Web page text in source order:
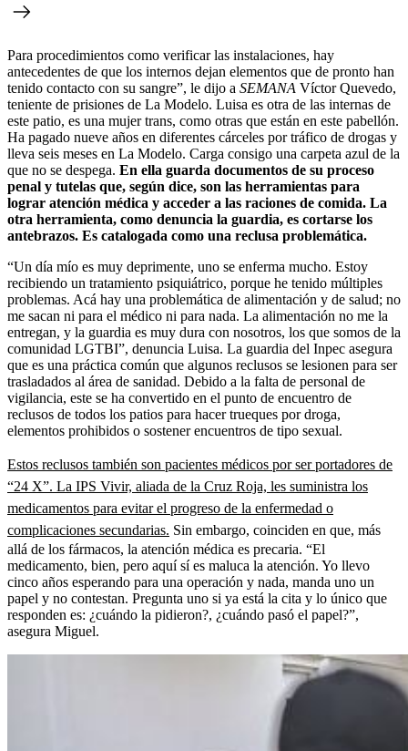
Para procedimientos como verificar las instalaciones, hay
antecedentes de que los internos dejan elementos que de pronto han
tenido contacto con su sangre”, le dijo a SEMANA Víctor Quevedo,
teniente de prisiones de La Modelo. Luisa es otra de las internas de
este patio, es una mujer trans, como otras que están en este pabellón.
Ha pagado nueve años en diferentes cárceles por tráfico de drogas y
lleva seis meses en La Modelo. Carga consigo una carpeta azul de la
que no se despega. En ella guarda documentos de su proceso
penal y tutelas que, según dice, son las herramientas para
lograr atención médica y acceder a las raciones de comida. La
otra herramienta, como denuncia la guardia, es cortarse los
antebrazos. Es catalogada como una reclusa problemática.
“Un día mío es muy deprimente, uno se enferma mucho. Estoy
recibiendo un tratamiento psiquiátrico, porque he tenido múltiples
problemas. Acá hay una problemática de alimentación y de salud; no
me sacan ni para el médico ni para nada. La alimentación no me la
entregan, y la guardia es muy dura con nosotros, los que somos de la
comunidad LGTBI”, denuncia Luisa. La guardia del Inpec asegura
que es una práctica común que algunos reclusos se lesionen para ser
trasladados al área de sanidad. Debido a la falta de personal de
vigilancia, este se ha convertido en el punto de encuentro de
reclusos de todos los patios para hacer trueques por droga,
elementos prohibidos o sostener encuentros de tipo sexual.
Estos reclusos también son pacientes médicos por ser portadores de
“24 X”. La IPS Vivir, aliada de la Cruz Roja, les suministra los
medicamentos para evitar el progreso de la enfermedad o
complicaciones secundarias. Sin embargo, coinciden en que, más
allá de los fármacos, la atención médica es precaria. “El
medicamento, bien, pero aquí sí es maluca la atención. Yo llevo
cinco años esperando para una operación y nada, manda uno un
papel y no contestan. Pregunta uno si ya está la cita y lo único que
responden es: ¿cuándo la pidieron?, ¿cuándo pasó el papel?”,
asegura Miguel.